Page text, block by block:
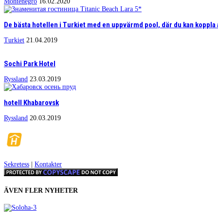
De bästa hotellen i Turkiet med en uppvärmd pool, där du kan koppla
Turkiet 21.04.2019
Sochi Park Hotel
Ryssland 23.03.2019
hotell Khabarovsk
Ryssland 20.03.2019
Sekretess | Kontakter
ÄVEN FLER NYHETER